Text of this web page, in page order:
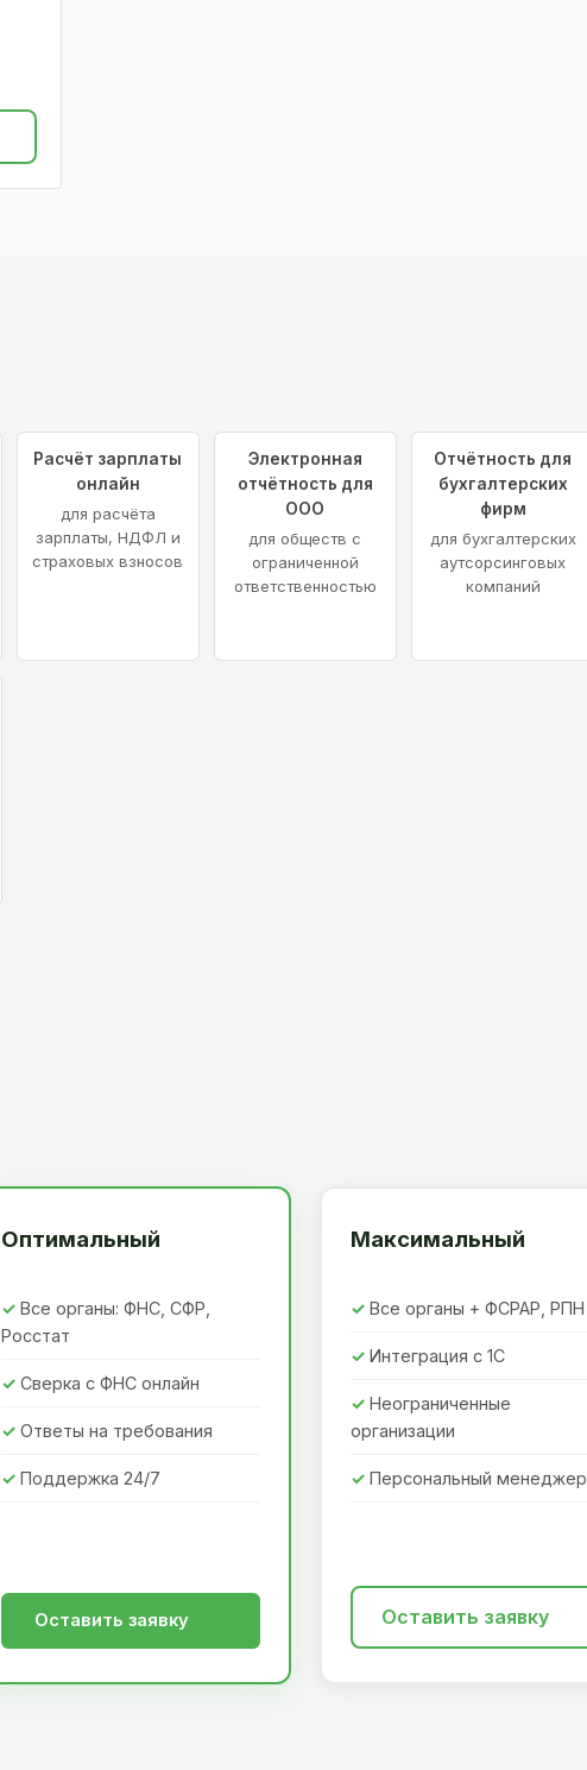
Расчёт зарплаты
онлайн
для расчёта
зарплаты, НДФЛ и
страховых взносов
Электронная
отчётность для
ООО
для обществ с
ограниченной
ответственностью
Отчётность для
бухгалтерских
фирм
для бухгалтерских
аутсорсинговых
компаний
Оптимальный
Все органы: ФНС, СФР,
Росстат
Сверка с ФНС онлайн
Ответы на требования
Поддержка 24/7
Оставить заявку
Максимальный
Все органы + ФСРАР, РПН
Интеграция с 1С
Неограниченные
организации
Персональный менеджер
Оставить заявку